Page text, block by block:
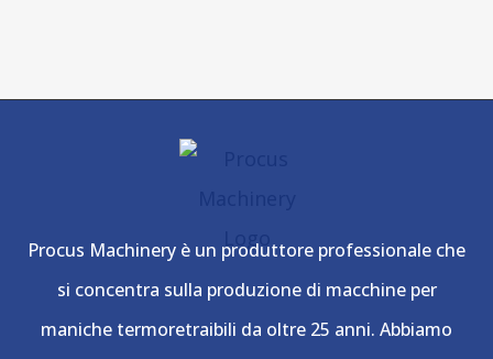
Procus Machinery è un produttore professionale che
si concentra sulla produzione di macchine per
maniche termoretraibili da oltre 25 anni. Abbiamo